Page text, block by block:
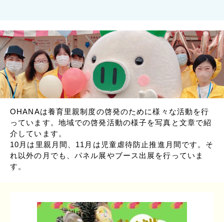
OHANAは養育里親制度の啓発のために様々な活動を行
っています。地域での啓発活動の様子を写真と文章で紹
介しています。
10月は里親月間、11月は児童虐待防止推進月間です。そ
れ以外の月でも、パネル展やブース出展を行っていま
す。